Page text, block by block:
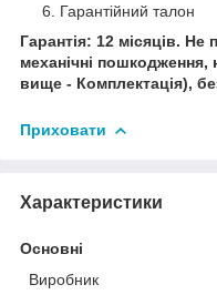
Гарантійний талон
Гарантія: 12 місяців.
механічні
вище - Комплектація),
Приховати
Характеристики
Основні
Виробник